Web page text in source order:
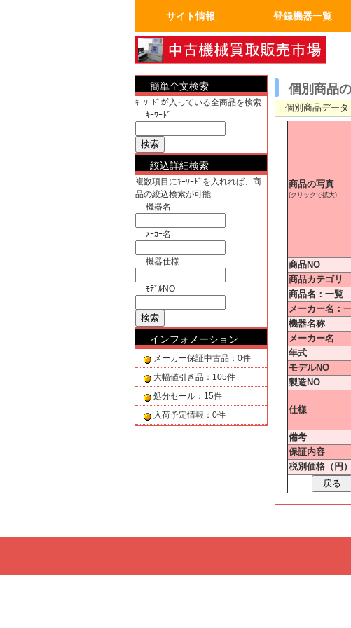
サイト情報
トップページ
FAQ：よくある質問
人気の商品
会員ページ
運営会社概要
登録機器一覧
真空機器・真空ポンプ
真空コンポーネント
試験・検査機
洗浄、クリーニンク゛
加熱機、冷却機
分析機器
計測、計量機・顕微鏡
汎用理化学機器
電気計測器・光学関連
物流、包装、保管
成形、樹脂、フィルム
クリーンルーム関係
電気機器、部品
工作機械、加工機
ユーティリティ機器
半導体・実装機器関連
バイオ関連
OA事務什器・その他
簡単全文検索
ｷｰﾜｰﾄﾞが入っている全商品を検索
ｷｰﾜｰﾄﾞ
絞込詳細検索
複数項目にｷｰﾜｰﾄﾞを入れれば、商
品の絞込検索が可能
機器名
ﾒｰｶｰ名
機器仕様
ﾓﾃﾞﾙNO
インフォメーション
メーカー保証中古品：0件
大幅値引き品：105件
処分セール：15件
入荷予定情報：0件
個別商品
個別商品データ
商品の写真
(クリックで拡大)
商品NO
商品カテゴリ
商品名：一覧
メーカー名：
機器名称
メーカー名
年式
モデルNO
製造NO
仕様
備考
保証内容
税別価格（円）